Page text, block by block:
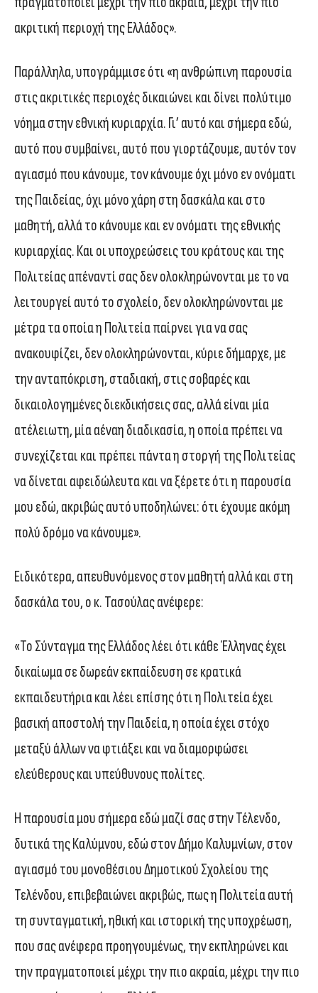
ακριτική περιοχή της Ελλάδος».
Παράλληλα, υπογράμμισε ότι «η ανθρώπινη παρουσία
στις ακριτικές περιοχές δικαιώνει και δίνει πολύτιμο
νόημα στην εθνική κυριαρχία. Γι’ αυτό και σήμερα εδώ,
αυτό που συμβαίνει, αυτό που γιορτάζουμε, αυτόν τον
αγιασμό που κάνουμε, τον κάνουμε όχι μόνο εν ονόματι
της Παιδείας, όχι μόνο χάρη στη δασκάλα και στο
μαθητή, αλλά το κάνουμε και εν ονόματι της εθνικής
κυριαρχίας. Και οι υποχρεώσεις του κράτους και της
Πολιτείας απέναντί σας δεν ολοκληρώνονται με το να
λειτουργεί αυτό το σχολείο, δεν ολοκληρώνονται με
μέτρα τα οποία η Πολιτεία παίρνει για να σας
ανακουφίζει, δεν ολοκληρώνονται, κύριε δήμαρχε, με
την ανταπόκριση, σταδιακή, στις σοβαρές και
δικαιολογημένες διεκδικήσεις σας, αλλά είναι μία
ατέλειωτη, μία αέναη διαδικασία, η οποία πρέπει να
συνεχίζεται και πρέπει πάντα η στοργή της Πολιτείας
να δίνεται αφειδώλευτα και να ξέρετε ότι η παρουσία
μου εδώ, ακριβώς αυτό υποδηλώνει: ότι έχουμε ακόμη
πολύ δρόμο να κάνουμε».
Ειδικότερα, απευθυνόμενος στον μαθητή αλλά και στη
δασκάλα του, ο κ. Τασούλας ανέφερε:
«Το Σύνταγμα της Ελλάδος λέει ότι κάθε Έλληνας έχει
δικαίωμα σε δωρεάν εκπαίδευση σε κρατικά
εκπαιδευτήρια και λέει επίσης ότι η Πολιτεία έχει
βασική αποστολή την Παιδεία, η οποία έχει στόχο
μεταξύ άλλων να φτιάξει και να διαμορφώσει
ελεύθερους και υπεύθυνους πολίτες.
Η παρουσία μου σήμερα εδώ μαζί σας στην Τέλενδο,
δυτικά της Καλύμνου, εδώ στον Δήμο Καλυμνίων, στον
αγιασμό του μονοθέσιου Δημοτικού Σχολείου της
Τελένδου, επιβεβαιώνει ακριβώς, πως η Πολιτεία αυτή
τη συνταγματική, ηθική και ιστορική της υποχρέωση,
που σας ανέφερα προηγουμένως, την εκπληρώνει και
την πραγματοποιεί μέχρι την πιο ακραία, μέχρι την πιο